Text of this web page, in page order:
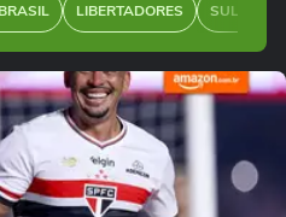
LIBERTADORES SUL-
o vídeo